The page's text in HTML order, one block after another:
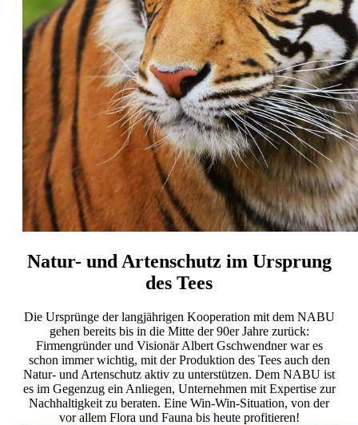
Natur- und Artenschutz im Ursprung
des Tees
Die Ursprünge der langjährigen Kooperation mit dem NABU
gehen bereits bis in die Mitte der 90er Jahre zurück:
Firmengründer und Visionär Albert Gschwendner war es
schon immer wichtig, mit der Produktion des Tees auch den
Natur- und Artenschutz aktiv zu unterstützen. Dem NABU ist
es im Gegenzug ein Anliegen, Unternehmen mit Expertise zur
Nachhaltigkeit zu beraten. Eine Win-Win-Situation, von der
vor allem Flora und Fauna bis heute profitieren!